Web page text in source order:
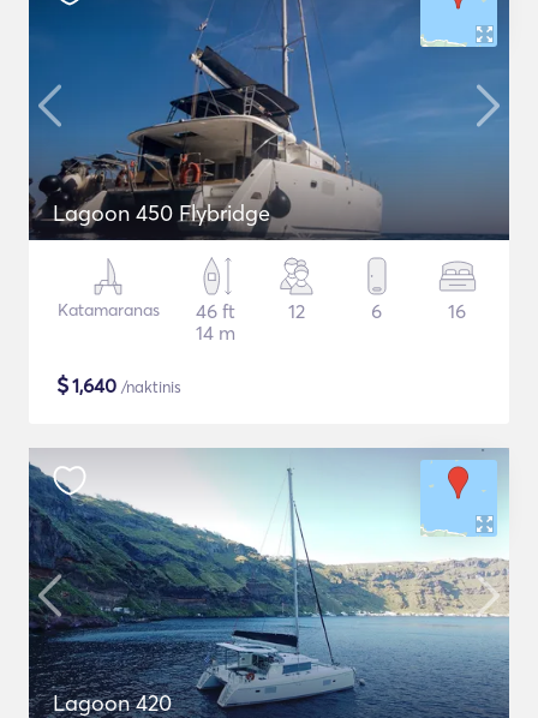
Lagoon 450 Flybridge
Katamaranas
46 ft
14 m
12 6 16
$1,640 /naktinis
Lagoon 420